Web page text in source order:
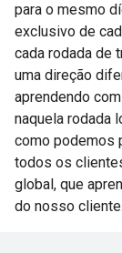
para o mesmo
exclusivo de
cada rodada de
uma direção
aprendendo
naquela rodada
como podemos
todos os
global, que
do nosso cliente.